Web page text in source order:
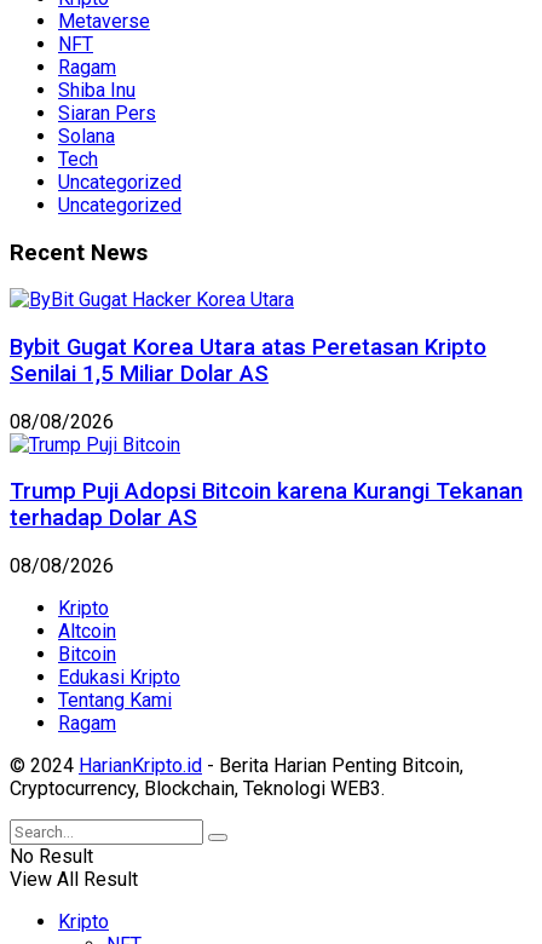
Metaverse
NFT
Ragam
Shiba Inu
Siaran Pers
Solana
Tech
Uncategorized
Uncategorized
Recent News
Bybit Gugat Korea Utara atas Peretasan Kripto
Senilai 1,5 Miliar Dolar AS
08/08/2026
Trump Puji Adopsi Bitcoin karena Kurangi Tekanan
terhadap Dolar AS
08/08/2026
Kripto
Altcoin
Bitcoin
Edukasi Kripto
Tentang Kami
Ragam
© 2024 HarianKripto.id - Berita Harian Penting Bitcoin,
Cryptocurrency, Blockchain, Teknologi WEB3.
No Result
View All Result
Kripto